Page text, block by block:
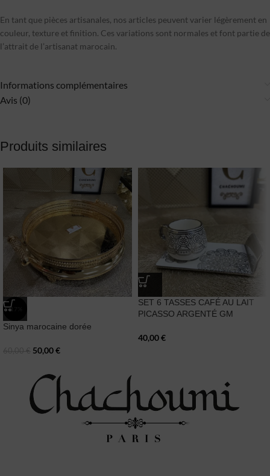
En tant que pièces artisanales, nos articles peuvent varier légèrement en
couleur, texture et finition. Ces variations sont normales et font partie de
l’attrait de l’artisanat marocain.
Informations complémentaires
Avis (0)
Produits similaires
-17%
Sinya marocaine dorée
50,00€
SET 6 TASSES CAFÉ AU LAIT
PICASSO ARGENTÉ GM
40,00€